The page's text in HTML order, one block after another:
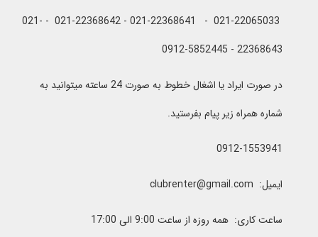
021-22065033 - 021-22368641 - 021-22368642 - 021-
22368643 - 0912-5852445
در صورت ایراد یا اشغال خطوط به صورت 24 ساعته میتوانید به
شماره همراه زیر پیام بفرستید.
0912-1553941
ایمیل: clubrenter@gmail.com
ساعت کاری: همه روزه از ساعت 9:00 الی 17:00